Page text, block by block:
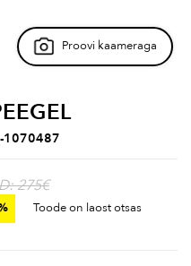
Proovi kaameraga
1070487
275€
Toode on laost otsas